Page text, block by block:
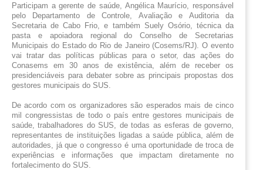
Participam a gerente de saúde, Angélica Maurício, responsável
pelo Departamento de Controle, Avaliação e Auditoria da
Secretaria de Cabo Frio, e também Suely Osório, técnica da
pasta e apoiadora regional do Conselho de Secretarias
Municipais do Estado do Rio de Janeiro (Cosems/RJ). O evento
vai tratar das políticas públicas para o setor, das ações do
Conasems em 30 anos de existência, além de receber os
presidenciáveis para debater sobre as principais propostas dos
gestores municipais do SUS.
De acordo com os organizadores são esperados mais de cinco
mil congressistas de todo o país entre gestores municipais de
saúde, trabalhadores do SUS, de todas as esferas de governo,
representantes de instituições ligadas a saúde pública, além de
autoridades, já que o congresso é uma oportunidade de troca de
experiências e informações que impactam diretamente no
fortalecimento do SUS.